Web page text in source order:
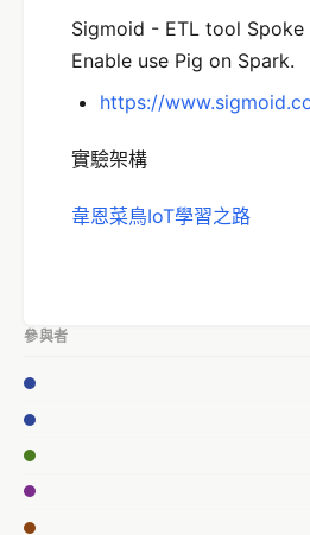
Sigmoid - ETL tool Spoke
Enable use Pig on Spark.
https://
實驗架構
韋恩菜鳥IoT學習之路
參與者